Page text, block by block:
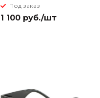
Под заказ
1 100 руб./шт